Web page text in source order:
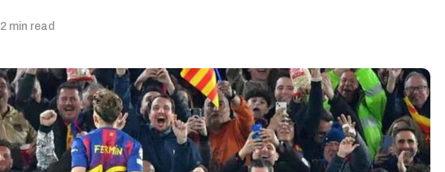
2 min read